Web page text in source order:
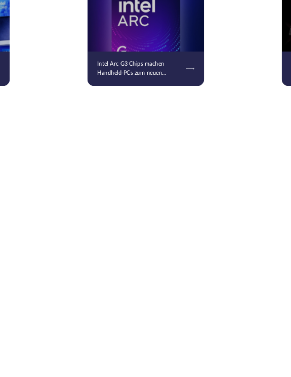
Intel Arc G3 Chips machen
Handheld-PCs zum neuen